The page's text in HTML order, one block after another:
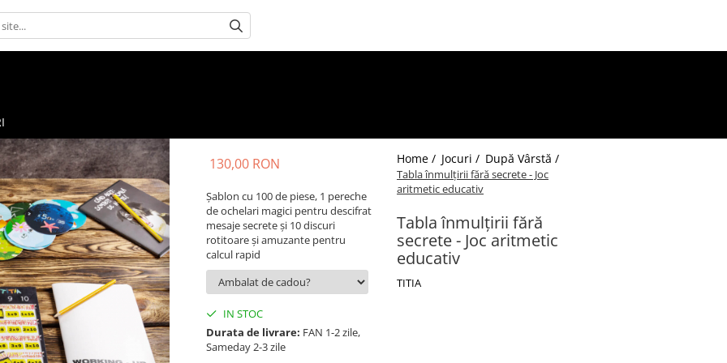
Home / Jocuri / După Vârstă /
Tabla înmulțirii fără secrete - Joc
aritmetic educativ
Tabla înmulțirii fără
secrete - Joc aritmetic
educativ
TITIA
130,00 RON
Șablon cu 100 de piese, 1 pereche
de ochelari magici pentru descifrat
mesaje secrete și 10 discuri
rotitoare și amuzante pentru
calcul rapid
IN STOC
Durata de livrare: FAN 1-2 zile,
Sameday 2-3 zile